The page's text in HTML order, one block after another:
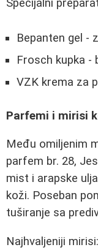
Specijalni
Bepanten gel -
Frosch kupka -
VZK krema za
Parfemi i mirisi
Među omiljenim
parfem br. 28,
mist i arapske
koži. Poseban
tuširanje sa
Najhvaljeniji mirisi: